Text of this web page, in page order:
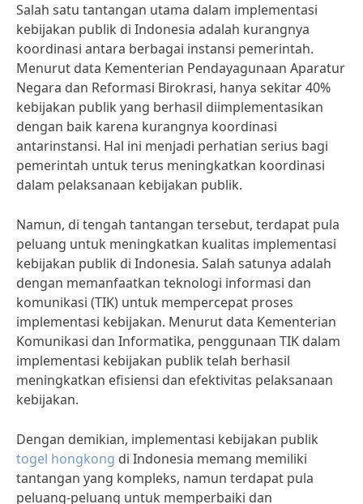
Salah satu tantangan utama dalam implementasi
kebijakan publik di Indonesia adalah kurangnya
koordinasi antara berbagai instansi pemerintah.
Menurut data Kementerian Pendayagunaan Aparatur
Negara dan Reformasi Birokrasi, hanya sekitar 40%
kebijakan publik yang berhasil diimplementasikan
dengan baik karena kurangnya koordinasi
antarinstansi. Hal ini menjadi perhatian serius bagi
pemerintah untuk terus meningkatkan koordinasi
dalam pelaksanaan kebijakan publik.
Namun, di tengah tantangan tersebut, terdapat pula
peluang untuk meningkatkan kualitas implementasi
kebijakan publik di Indonesia. Salah satunya adalah
dengan memanfaatkan teknologi informasi dan
komunikasi (TIK) untuk mempercepat proses
implementasi kebijakan. Menurut data Kementerian
Komunikasi dan Informatika, penggunaan TIK dalam
implementasi kebijakan publik telah berhasil
meningkatkan efisiensi dan efektivitas pelaksanaan
kebijakan.
Dengan demikian, implementasi kebijakan publik
togel hongkong di Indonesia memang memiliki
tantangan yang kompleks, namun terdapat pula
peluang-peluang untuk memperbaiki dan